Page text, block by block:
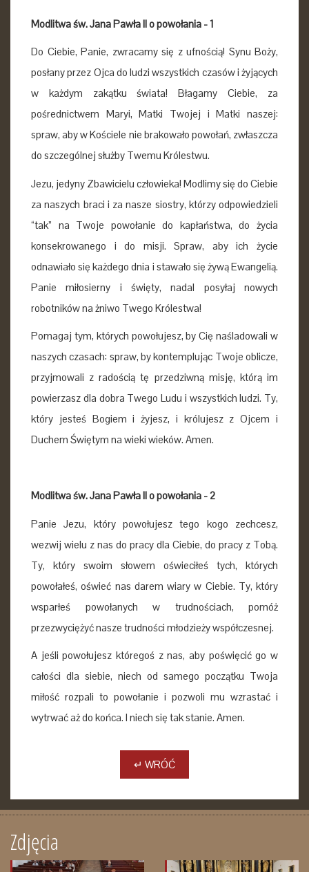
Modlitwa św. Jana Pawła II o powołania -1
Do Ciebie, Panie, zwracamy się z ufnością! Synu Boży,
posłany przez Ojca do ludzi wszystkich czasów i żyjących
w każdym zakątku świata! Błagamy Ciebie, za
pośrednictwem Maryi, Matki Twojej i Matki naszej:
spraw, aby w Kościele nie brakowało powołań, zwłaszcza
do szczególnej służby Twemu Królestwu.
Jezu, jedyny Zbawicielu człowieka! Modlimy się do Ciebie
za naszych braci i za nasze siostry, którzy odpowiedzieli
“tak” na Twoje powołanie do kapłaństwa, do życia
konsekrowanego i do misji. Spraw, aby ich życie
odnawiało się każdego dnia i stawało się żywą Ewangelią.
Panie miłosierny i święty, nadal posyłaj nowych
robotników na żniwo Twego Królestwa!
Pomagaj tym, których powołujesz, by Cię naśladowali w
naszych czasach: spraw, by kontemplując Twoje oblicze,
przyjmowali z radością tę przedziwną misję, którą im
powierzasz dla dobra Twego Ludu i wszystkich ludzi. Ty,
który jesteś Bogiem i żyjesz, i królujesz z Ojcem i
Duchem Świętym na wieki wieków. Amen.
Modlitwa św. Jana Pawła II o powołania - 2
Panie Jezu, który powołujesz tego kogo zechcesz,
wezwij wielu z nas do pracy dla Ciebie, do pracy z Tobą.
Ty, który swoim słowem oświeciłeś tych, których
powołałeś, oświeć nas darem wiary w Ciebie. Ty, który
wsparłeś powołanych w trudnościach, pomóż
przezwyciężyć nasze trudności młodzieży współczesnej.
A jeśli powołujesz któregoś z nas, aby poświęcić go w
całości dla siebie, niech od samego początku Twoja
miłość rozpali to powołanie i pozwoli mu wzrastać i
wytrwać aż do końca. I niech się tak stanie. Amen.
↵ WRÓĆ
Zdjęcia